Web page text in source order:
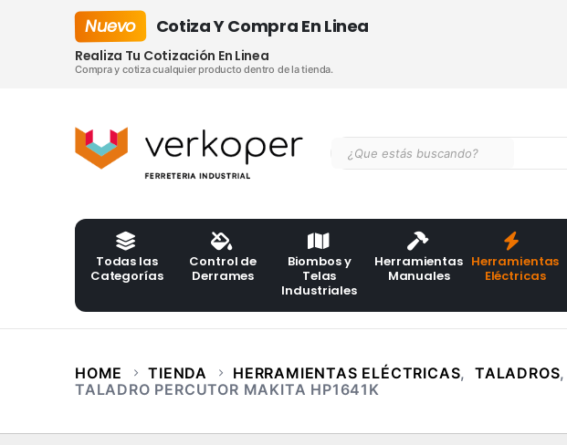
Nuevo Cotiza Y Compra En Linea
Realiza Tu Cotización En Linea
Compra y cotiza cualquier producto dentro de la tienda.
Todas las
Categorías
Control de
Derrames
Biombos y
Telas
Industriales
Herramientas
Manuales
Herramientas
Eléctricas
HOME TIENDA HERRAMIENTAS ELÉCTRICAS, TALADROS,
TALADRO PERCUTOR MAKITA HP1641K